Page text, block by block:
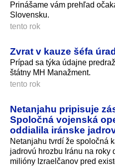
Prinášame vám prehľad
Slovensku.
tento rok
Zvrat v kauze šéfa
Prípad sa týka údajne
štátny MH Manažment.
tento rok
Netanjahu pripisuje
Spoločná vojenská
oddialila iránske
Netanjahu tvrdí že spoločná
jadrovú hrozbu Iránu na roky
milióny Izraelčanov pred